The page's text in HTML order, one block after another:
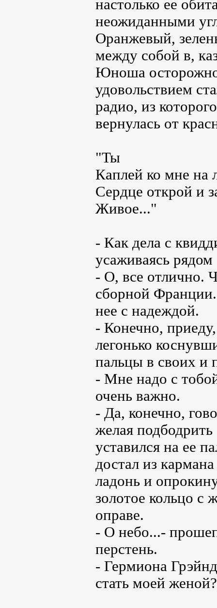
настолько ее
неожиданными
Оранжевый,
между собой в,
Юноша осторожно
удовольствием
радио, из
вернулась от
"Ты
Каплей ко мне на
Сердце открой и
Живое..."
- Как дела с
усаживаясь
- О, все отлично.
сборной
нее с надеждой.
- Конечно,
легонько
пальцы в своих и
- Мне надо с
очень важно.
- Да, конечно,
желая
уставился на ее
достал из
ладонь и
золотое кольцо с
оправе.
- О небо...-
перстень.
- Гермиона
стать моей женой?